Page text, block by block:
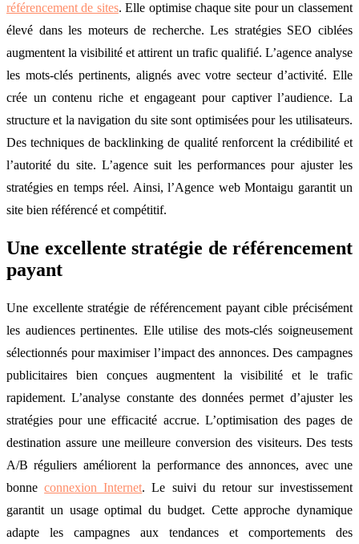
référencement de sites. Elle optimise chaque site pour un classement
élevé dans les moteurs de recherche. Les stratégies SEO ciblées
augmentent la visibilité et attirent un trafic qualifié. L’agence analyse
les mots-clés pertinents, alignés avec votre secteur d’activité. Elle
crée un contenu riche et engageant pour captiver l’audience. La
structure et la navigation du site sont optimisées pour les utilisateurs.
Des techniques de backlinking de qualité renforcent la crédibilité et
l’autorité du site. L’agence suit les performances pour ajuster les
stratégies en temps réel. Ainsi, l’Agence web Montaigu garantit un
site bien référencé et compétitif.
Une excellente stratégie de référencement
payant
Une excellente stratégie de référencement payant cible précisément
les audiences pertinentes. Elle utilise des mots-clés soigneusement
sélectionnés pour maximiser l’impact des annonces. Des campagnes
publicitaires bien conçues augmentent la visibilité et le trafic
rapidement. L’analyse constante des données permet d’ajuster les
stratégies pour une efficacité accrue. L’optimisation des pages de
destination assure une meilleure conversion des visiteurs. Des tests
A/B réguliers améliorent la performance des annonces, avec une
bonneconnexion Internet. Le suivi du retour sur investissement
garantit un usage optimal du budget. Cette approche dynamique
adapte les campagnes aux tendances et comportements des